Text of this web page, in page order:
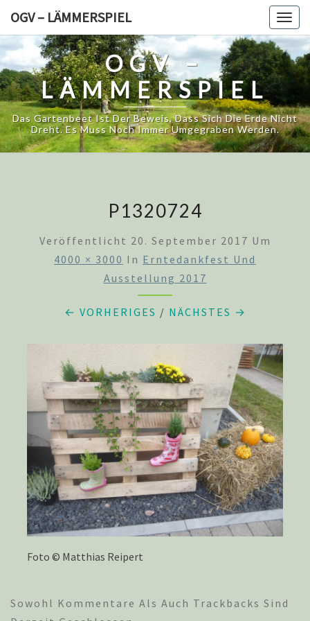
content
OGV – LÄMMERSPIEL
OGV –
LÄMMERSPIEL
Das Gartenbeet Ist Der Beweis, Dass Sich Die Erde Nicht
Dreht. Es Muss Noch Immer Umgegraben Werden.
P1320724
Veröffentlicht 20. September 2017 Um
4000 × 3000 In Erntedankfest Und
Ausstellung 2017
← VORHERIGES / NÄCHSTES →
Foto © Matthias Reipert
Sowohl Kommentare Als Auch Trackbacks Sind